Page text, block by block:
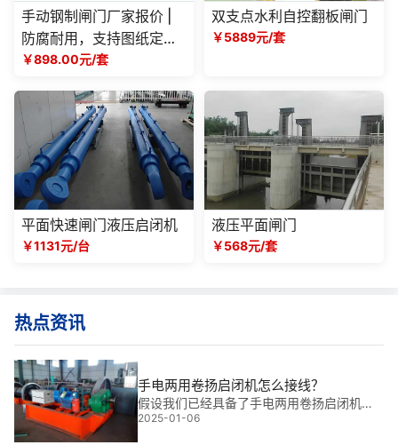
手动钢制闸门厂家报价 |
防腐耐用，支持图纸定
制，提供详细成本方案
￥898.00元/套
双支点水利自控翻板闸门
￥5889元/套
平面快速闸门液压启闭机
￥1131元/台
液压平面闸门
￥568元/套
热点资讯
手电两用卷扬启闭机怎么接线？
假设我们已经具备了手电两用卷扬启闭机的
接线图，首先应识别各个组件，如电机、控
2025-01-06